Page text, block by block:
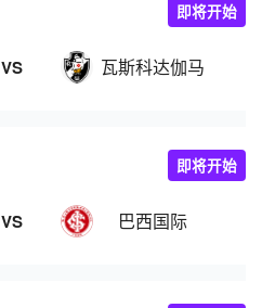
VS 瓦斯科达伽马
即将开始
VS 巴西国际
即将开始